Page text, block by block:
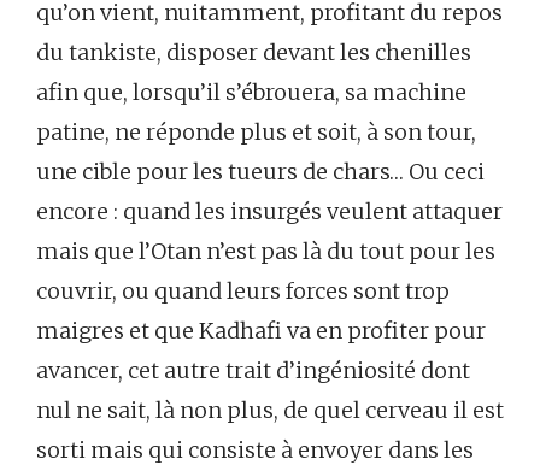
qu’on vient, nuitamment, profitant du repos
du tankiste, disposer devant les chenilles
afin que, lorsqu’il s’ébrouera, sa machine
patine, ne réponde plus et soit, à son tour,
une cible pour les tueurs de chars… Ou ceci
encore : quand les insurgés veulent attaquer
mais que l’Otan n’est pas là du tout pour les
couvrir, ou quand leurs forces sont trop
maigres et que Kadhafi va en profiter pour
avancer, cet autre trait d’ingéniosité dont
nul ne sait, là non plus, de quel cerveau il est
sorti mais qui consiste à envoyer dans les